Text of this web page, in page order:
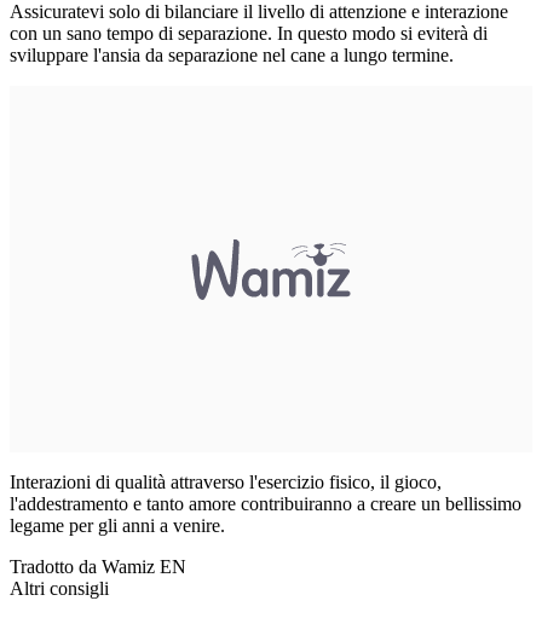
Assicuratevi solo di bilanciare il livello di attenzione e interazione
con un sano tempo di separazione. In questo modo si eviterà di
sviluppare l'ansia da separazione nel cane a lungo termine.
Interazioni di qualità attraverso l'esercizio fisico, il gioco,
l'addestramento e tanto amore contribuiranno a creare un bellissimo
legame per gli anni a venire.
Tradotto da Wamiz EN
Altri consigli